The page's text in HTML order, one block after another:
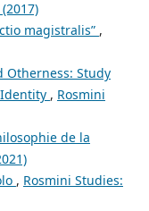
magistralis” ,
Otherness: Study
, Rosmini
de la
, Rosmini Studies: